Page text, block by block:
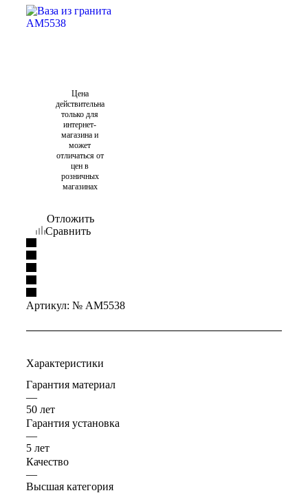
Цена
действительна
только для
интернет-
магазина и
может
отличаться от
цен в
розничных
магазинах
Отложить
Сравнить
Артикул: № AM5538
Характеристики
Гарантия материал
—
50 лет
Гарантия установка
—
5 лет
Качество
—
Высшая категория